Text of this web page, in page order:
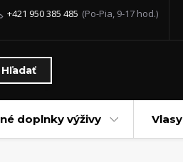
Hľadať
+421 950 385 485 (Po-Pia, 9-17 hod.)
doplnky výživy Vlasy